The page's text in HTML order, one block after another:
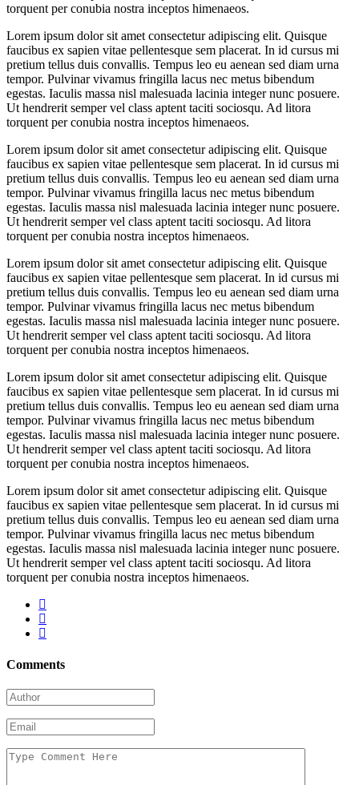
torquent per conubia nostra inceptos himenaeos.
Lorem ipsum dolor sit amet consectetur adipiscing elit. Quisque
faucibus ex sapien vitae pellentesque sem placerat. In id cursus mi
pretium tellus duis convallis. Tempus leo eu aenean sed diam urna
tempor. Pulvinar vivamus fringilla lacus nec metus bibendum
egestas. Iaculis massa nisl malesuada lacinia integer nunc posuere.
Ut hendrerit semper vel class aptent taciti sociosqu. Ad litora
torquent per conubia nostra inceptos himenaeos.
Lorem ipsum dolor sit amet consectetur adipiscing elit. Quisque
faucibus ex sapien vitae pellentesque sem placerat. In id cursus mi
pretium tellus duis convallis. Tempus leo eu aenean sed diam urna
tempor. Pulvinar vivamus fringilla lacus nec metus bibendum
egestas. Iaculis massa nisl malesuada lacinia integer nunc posuere.
Ut hendrerit semper vel class aptent taciti sociosqu. Ad litora
torquent per conubia nostra inceptos himenaeos.
Lorem ipsum dolor sit amet consectetur adipiscing elit. Quisque
faucibus ex sapien vitae pellentesque sem placerat. In id cursus mi
pretium tellus duis convallis. Tempus leo eu aenean sed diam urna
tempor. Pulvinar vivamus fringilla lacus nec metus bibendum
egestas. Iaculis massa nisl malesuada lacinia integer nunc posuere.
Ut hendrerit semper vel class aptent taciti sociosqu. Ad litora
torquent per conubia nostra inceptos himenaeos.
Lorem ipsum dolor sit amet consectetur adipiscing elit. Quisque
faucibus ex sapien vitae pellentesque sem placerat. In id cursus mi
pretium tellus duis convallis. Tempus leo eu aenean sed diam urna
tempor. Pulvinar vivamus fringilla lacus nec metus bibendum
egestas. Iaculis massa nisl malesuada lacinia integer nunc posuere.
Ut hendrerit semper vel class aptent taciti sociosqu. Ad litora
torquent per conubia nostra inceptos himenaeos.
Lorem ipsum dolor sit amet consectetur adipiscing elit. Quisque
faucibus ex sapien vitae pellentesque sem placerat. In id cursus mi
pretium tellus duis convallis. Tempus leo eu aenean sed diam urna
tempor. Pulvinar vivamus fringilla lacus nec metus bibendum
egestas. Iaculis massa nisl malesuada lacinia integer nunc posuere.
Ut hendrerit semper vel class aptent taciti sociosqu. Ad litora
torquent per conubia nostra inceptos himenaeos.
Comments